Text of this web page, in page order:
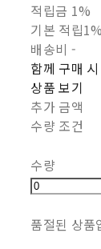
적립금 1%
기본 적립1%
배송비 -
함께 구매
상품 보기
추가 금액
수량 조건
수량
품절된 상품